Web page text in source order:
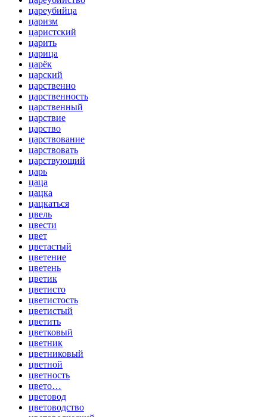
цареубийца
царизм
царистский
царить
царица
царёк
царский
царственно
царственность
царственный
царствие
царство
царствование
царствовать
царствующий
царь
цаца
цацка
цацкаться
цвель
цвести
цвет
цветастый
цветение
цветень
цветик
цветисто
цветистость
цветистый
цветить
цветковый
цветник
цветниковый
цветной
цветность
цвето…
цветовод
цветоводство